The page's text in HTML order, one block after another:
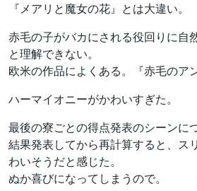
『メアリと魔女の花』とは大違い。
赤毛の子がバカにされる役回りに自
と理解できない。
欧米の作品によくある。『赤毛のア
ハーマイオニーがかわいすぎた。
最後の寮ごとの得点発表のシーンに
結果発表してから再計算すると、ス
わいそうだと感じた。
ぬか喜びになってしまうので。